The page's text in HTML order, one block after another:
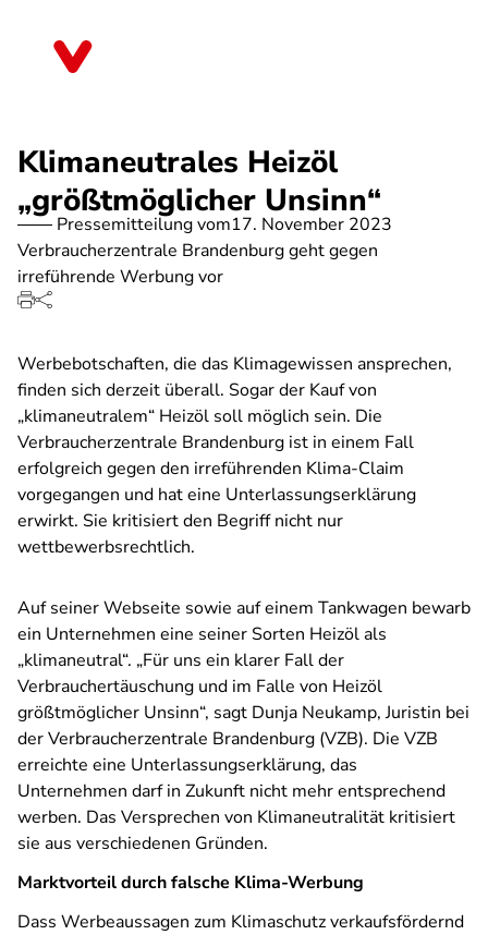
Klimaneutrales Heizöl
„größtmöglicher Unsinn“
Pressemitteilung vom17. November 2023
Verbraucherzentrale Brandenburg geht gegen
irreführende Werbung vor
Werbebotschaften, die das Klimagewissen ansprechen,
finden sich derzeit überall. Sogar der Kauf von
„klimaneutralem“ Heizöl soll möglich sein. Die
Verbraucherzentrale Brandenburg ist in einem Fall
erfolgreich gegen den irreführenden Klima-Claim
vorgegangen und hat eine Unterlassungserklärung
erwirkt. Sie kritisiert den Begriff nicht nur
wettbewerbsrechtlich.
Auf seiner Webseite sowie auf einem Tankwagen bewarb
ein Unternehmen eine seiner Sorten Heizöl als
„klimaneutral“. „Für uns ein klarer Fall der
Verbrauchertäuschung und im Falle von Heizöl
größtmöglicher Unsinn“, sagt Dunja Neukamp, Juristin bei
der Verbraucherzentrale Brandenburg (VZB). Die VZB
erreichte eine Unterlassungserklärung, das
Unternehmen darf in Zukunft nicht mehr entsprechend
werben. Das Versprechen von Klimaneutralität kritisiert
sie aus verschiedenen Gründen.
Marktvorteil durch falsche Klima-Werbung
Dass Werbeaussagen zum Klimaschutz verkaufsfördernd